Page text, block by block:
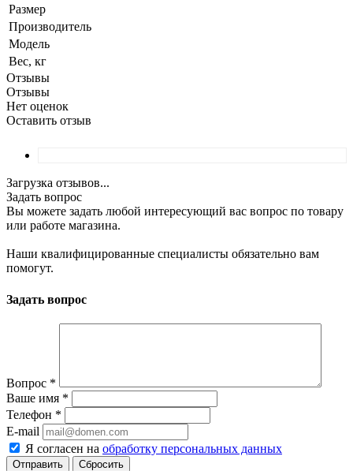
Размер
Производитель
Модель
Вес, кг
Отзывы
Отзывы
Нет оценок
Оставить отзыв
Загрузка отзывов...
Задать вопрос
Вы можете задать любой интересующий вас вопрос по товару
или работе магазина.
Наши квалифицированные специалисты обязательно вам
помогут.
Задать вопрос
Вопрос *
Ваше имя *
Телефон *
E-mail
Я согласен на обработку персональных данных
Сбросить